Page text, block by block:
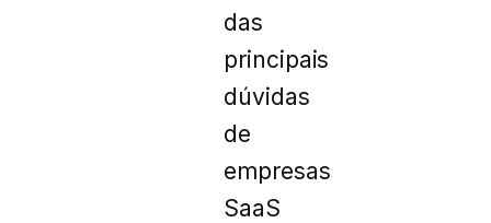
das
principais
dúvidas
de
empresas
SaaS